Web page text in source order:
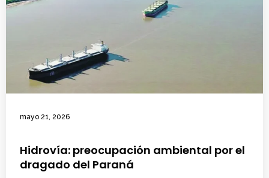
mayo 21, 2026
Hidrovía: preocupación ambiental por el
dragado del Paraná